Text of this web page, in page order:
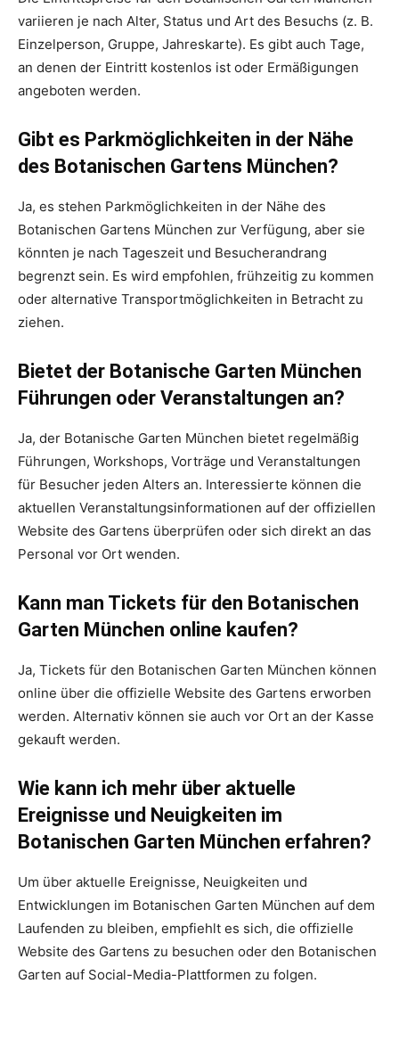
variieren je nach Alter, Status und Art des Besuchs (z. B.
Einzelperson, Gruppe, Jahreskarte). Es gibt auch Tage,
an denen der Eintritt kostenlos ist oder Ermäßigungen
angeboten werden.
Gibt es Parkmöglichkeiten in der Nähe
des Botanischen Gartens München?
Ja, es stehen Parkmöglichkeiten in der Nähe des
Botanischen Gartens München zur Verfügung, aber sie
könnten je nach Tageszeit und Besucherandrang
begrenzt sein. Es wird empfohlen, frühzeitig zu kommen
oder alternative Transportmöglichkeiten in Betracht zu
ziehen.
Bietet der Botanische Garten München
Führungen oder Veranstaltungen an?
Ja, der Botanische Garten München bietet regelmäßig
Führungen, Workshops, Vorträge und Veranstaltungen
für Besucher jeden Alters an. Interessierte können die
aktuellen Veranstaltungsinformationen auf der offiziellen
Website des Gartens überprüfen oder sich direkt an das
Personal vor Ort wenden.
Kann man Tickets für den Botanischen
Garten München online kaufen?
Ja, Tickets für den Botanischen Garten München können
online über die offizielle Website des Gartens erworben
werden. Alternativ können sie auch vor Ort an der Kasse
gekauft werden.
Wie kann ich mehr über aktuelle
Ereignisse und Neuigkeiten im
Botanischen Garten München erfahren?
Um über aktuelle Ereignisse, Neuigkeiten und
Entwicklungen im Botanischen Garten München auf dem
Laufenden zu bleiben, empfiehlt es sich, die offizielle
Website des Gartens zu besuchen oder den Botanischen
Garten auf Social-Media-Plattformen zu folgen.